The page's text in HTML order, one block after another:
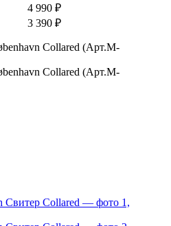
4 990 ₽
3 390 ₽